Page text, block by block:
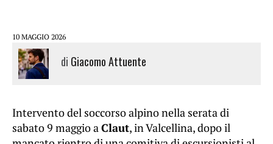
10 MAGGIO 2026
di Giacomo Attuente
Intervento del soccorso alpino nella serata di
sabato 9 maggio a Claut, in Valcellina, dopo il